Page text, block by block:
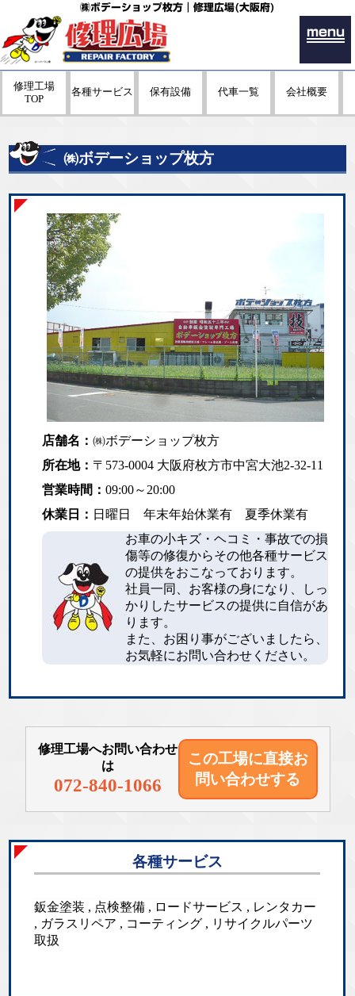
㈱ボデーショップ枚方｜修理広場(大阪府)
menu
修理工場
TOP
各種サービス 保有設備 代車一覧 会社概要
㈱ボデーショップ枚方
店舗名：㈱ボデーショップ枚方
所在地： 〒573-0004 大阪府枚方市中宮大池2-32-11
営業時間：09:00～20:00
休業日： 日曜日 年末年始休業有 夏季休業有
お車の小キズ・ヘコミ・事故での損
傷等の修復からその他各種サービス
の提供をおこなっております。
社員一同、お客様の身になり、しっ
かりしたサービスの提供に自信があ
ります。
また、お困り事がございましたら、
お気軽にお問い合わせください。
修理工場へお問い合わせ
は
072-840-1066
この工場に直接お
問い合わせする
各種サービス
鈑金塗装 , 点検整備 , ロードサービス , レンタカー
, ガラスリペア , コーティング , リサイクルパーツ
取扱